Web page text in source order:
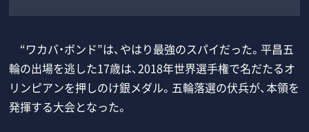
“ワカバ・ボンド”は、やはり最強のスパイだった。平昌五
輪の出場を逃した17歳は、2018年世界選手権で名だたるオ
リンピアンを押しのけ銀メダル。五輪落選の伏兵が、本領を
発揮する大会となった。